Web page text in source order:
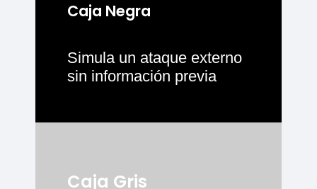
Caja Negra
Simula un ataque externo
sin información previa
Caja Gris